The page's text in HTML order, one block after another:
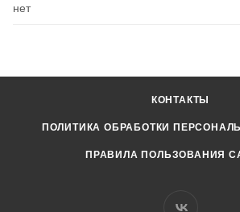
нет
КОНТАКТЫ
ПОЛИТИКА ОБРАБОТКИ
ПРАВИЛА ПОЛЬЗОВАНИЯ